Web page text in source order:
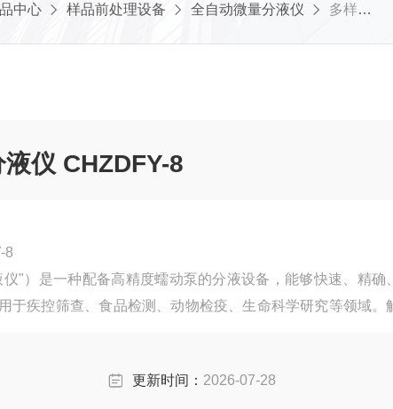
中心 样品前处理设备 全自动微量分液仪 多样品全自动微量分液仪 CHZDFY-8
仪 CHZDFY-8
8
"）是一种配备高精度蠕动泵的分液设备，能够快速、精确
于疾控筛查、食品检测、动物检疫、生命科学研究等领域。
更新时间： 2026-07-28